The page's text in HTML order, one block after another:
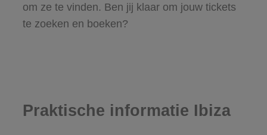
om ze te vinden. Ben jij klaar om jouw tickets
te zoeken en boeken?
Praktische informatie Ibiza